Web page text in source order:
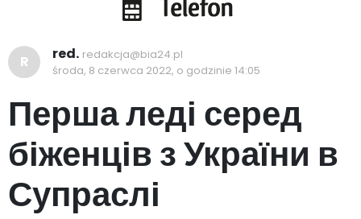
R red. redakcja@bia24.pl
środa, 8 czerwca 2022, o godzinie 14:05
Перша леді серед
біженців з України в
Супраслі